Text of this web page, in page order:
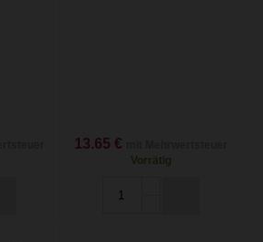
13.65 €
Vorrätig